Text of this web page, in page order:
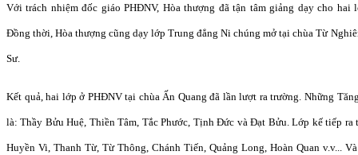
Với trách nhiệm đốc giáo PHĐNV, Hòa thượng đã tận tâm giảng dạy cho hai
Đồng thời, Hòa thượng cũng dạy lớp Trung đẳng Ni chúng mở tại chùa Từ
Sư.
Kết quả, hai lớp ở PHĐNV tại chùa Ấn Quang đã lần lượt ra trường. Những
là: Thầy Bửu Huệ, Thiền Tâm, Tắc Phước, Tịnh Đức và Đạt Bửu. Lớp kế tiếp
Huyền Vi, Thanh Từ, Từ Thông, Chánh Tiến, Quảng Long, Hoàn Quan v.v...